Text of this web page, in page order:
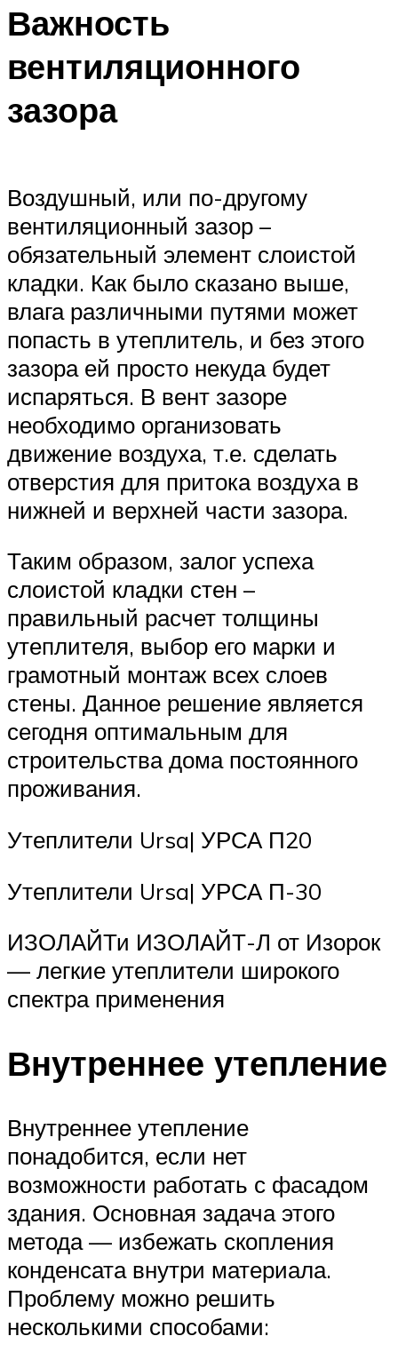
Важность
вентиляционного
зазора
Воздушный, или по-другому
вентиляционный зазор –
обязательный элемент слоистой
кладки. Как было сказано выше,
влага различными путями может
попасть в утеплитель, и без этого
зазора ей просто некуда будет
испаряться. В вент зазоре
необходимо организовать
движение воздуха, т.е. сделать
отверстия для притока воздуха в
нижней и верхней части зазора.
Таким образом, залог успеха
слоистой кладки стен –
правильный расчет толщины
утеплителя, выбор его марки и
грамотный монтаж всех слоев
стены. Данное решение является
сегодня оптимальным для
строительства дома постоянного
проживания.
Утеплители Ursa| УРСА П20
Утеплители Ursa| УРСА П-30
ИЗОЛАЙТи ИЗОЛАЙТ-Л от Изорок
— легкие утеплители широкого
спектра применения
Внутреннее утепление
Внутреннее утепление
понадобится, если нет
возможности работать с фасадом
здания. Основная задача этого
метода — избежать скопления
конденсата внутри материала.
Проблему можно решить
несколькими способами: